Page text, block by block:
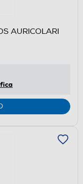
AURICOLARI